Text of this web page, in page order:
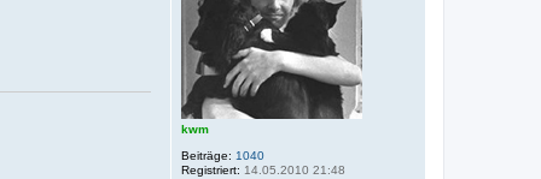
kwm
Beiträge: 1040
Registriert: 14.05.2010 21:48